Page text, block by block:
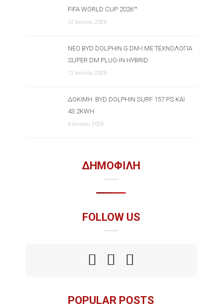
FIFA WORLD CUP 2026™
12 Ιουνίου 2026
ΝΈΟ BYD DOLPHIN G DM-I ΜΕ ΤΕΧΝΟΛΟΓΊΑ
SUPER DM PLUG-IN HYBRID
12 Ιουνίου 2026
ΔΟΚΙΜΉ: BYD DOLPHIN SURF 157 PS ΚΑΙ
43.2KWH
6 Ιουνίου 2026
ΔΗΜΟΦΙΛΗ
FOLLOW US
POPULAR POSTS